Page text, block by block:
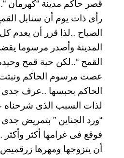
قصر حاكم مدينة “كهرمان
رأى ذات يوم أن سنابل
الصباح ..لذا قرر أن يعدم
المدينة وأصدر مرسوما
القمح “..لكن حبة قمح
عصت مرسوم الحاكم ونبتت
الحاكم بحبسها ..عرف جدى
لذات السبب الذى
“ورد الجناين ” بتمريض
فوقع فى غرامها أكثر
أن يتزوجها ومهرها